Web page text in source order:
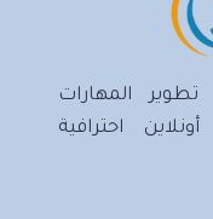
المهارات
احترافية